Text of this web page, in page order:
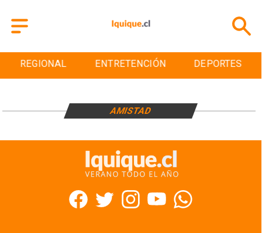
REGIONAL ENTRETENCIÓN DEPORTES
AMISTAD